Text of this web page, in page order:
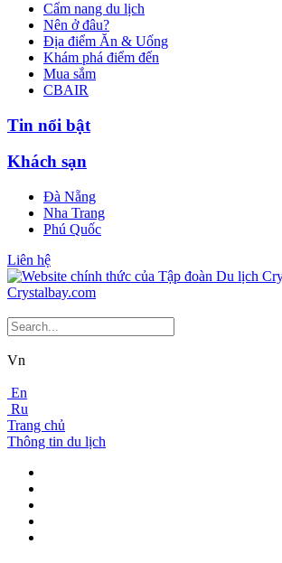
Cẩm nang du lịch
Nên ở đâu?
Địa điểm Ăn & Uống
Khám phá điểm đến
Mua sắm
CBAIR
Tin nổi bật
Khách sạn
Đà Nẵng
Nha Trang
Phú Quốc
Liên hệ
Vn
En
Ru
Trang chủ
Thông tin du lịch